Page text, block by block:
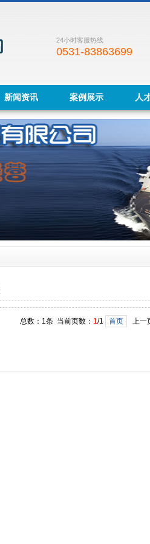
24小时客服热线
0531-83863699
新闻资讯 案例展示 人
总数：1条 当前页数： 1/1 首页 上一